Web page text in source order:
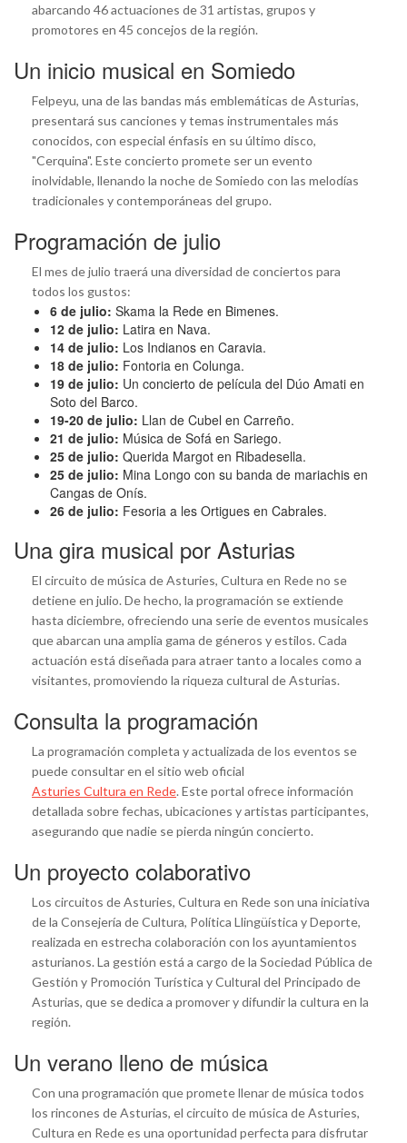
abarcando 46 actuaciones de 31 artistas, grupos y
promotores en 45 concejos de la región.
Un inicio musical en Somiedo
Felpeyu, una de las bandas más emblemáticas de Asturias,
presentará sus canciones y temas instrumentales más
conocidos, con especial énfasis en su último disco,
"Cerquina". Este concierto promete ser un evento
inolvidable, llenando la noche de Somiedo con las melodías
tradicionales y contemporáneas del grupo.
Programación de julio
El mes de julio traerá una diversidad de conciertos para
todos los gustos:
6 de julio: Skama la Rede en Bimenes.
12 de julio: Latira en Nava.
14 de julio: Los Indianos en Caravia.
18 de julio: Fontoria en Colunga.
19 de julio: Un concierto de película del Dúo Amati en
Soto del Barco.
19-20 de julio: Llan de Cubel en Carreño.
21 de julio: Música de Sofá en Sariego.
25 de julio: Querida Margot en Ribadesella.
25 de julio: Mina Longo con su banda de mariachis en
Cangas de Onís.
26 de julio: Fesoria a les Ortigues en Cabrales.
Una gira musical por Asturias
El circuito de música de Asturies, Cultura en Rede no se
detiene en julio. De hecho, la programación se extiende
hasta diciembre, ofreciendo una serie de eventos musicales
que abarcan una amplia gama de géneros y estilos. Cada
actuación está diseñada para atraer tanto a locales como a
visitantes, promoviendo la riqueza cultural de Asturias.
Consulta la programación
La programación completa y actualizada de los eventos se
puede consultar en el sitio web oficial
Asturies Cultura en Rede. Este portal ofrece información
detallada sobre fechas, ubicaciones y artistas participantes,
asegurando que nadie se pierda ningún concierto.
Un proyecto colaborativo
Los circuitos de Asturies, Cultura en Rede son una iniciativa
de la Consejería de Cultura, Política Llingüística y Deporte,
realizada en estrecha colaboración con los ayuntamientos
asturianos. La gestión está a cargo de la Sociedad Pública de
Gestión y Promoción Turística y Cultural del Principado de
Asturias, que se dedica a promover y difundir la cultura en la
región.
Un verano lleno de música
Con una programación que promete llenar de música todos
los rincones de Asturias, el circuito de música de Asturies,
Cultura en Rede es una oportunidad perfecta para disfrutar